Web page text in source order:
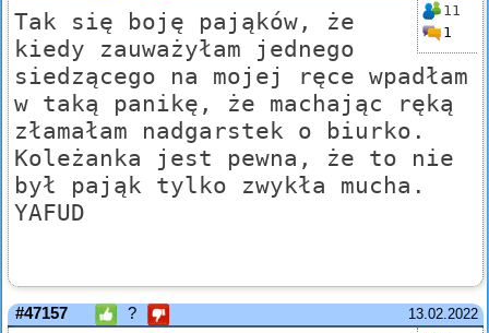
11
1
Tak się boję pająków, że
kiedy zauważyłam jednego
siedzącego na mojej ręce wpadłam
w taką panikę, że machając ręką
złamałam nadgarstek o biurko.
Koleżanka jest pewna, że to nie
był pająk tylko zwykła mucha.
YAFUD
13.02.2022
#47157 ?